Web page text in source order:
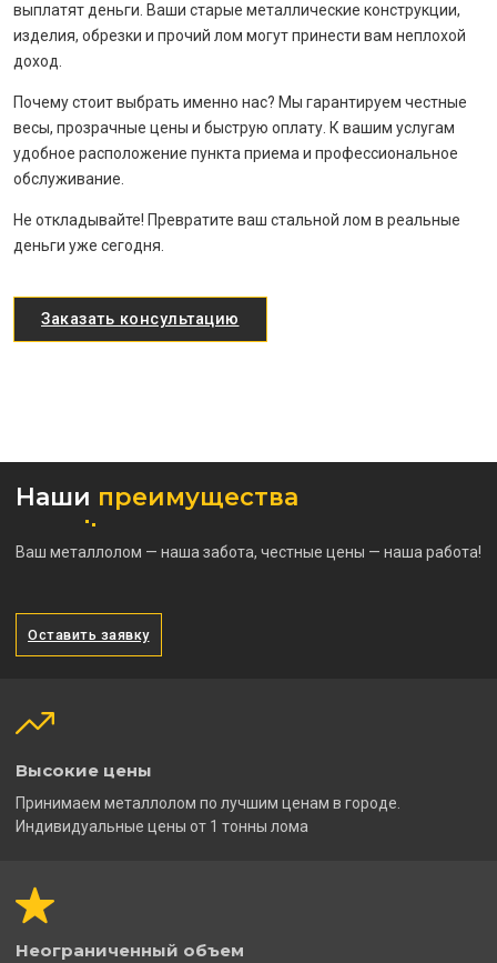
выплатят деньги. Ваши старые металлические конструкции,
изделия, обрезки и прочий лом могут принести вам неплохой
доход.
Почему стоит выбрать именно нас? Мы гарантируем честные
весы, прозрачные цены и быструю оплату. К вашим услугам
удобное расположение пункта приема и профессиональное
обслуживание.
Не откладывайте! Превратите ваш стальной лом в реальные
деньги уже сегодня.
Заказать консультацию
Наши преимущества
Ваш металлолом — наша забота, честные цены — наша работа!
Оставить заявку
Высокие цены
Принимаем металлолом по лучшим ценам в городе.
Индивидуальные цены от 1 тонны лома
Неограниченный объем